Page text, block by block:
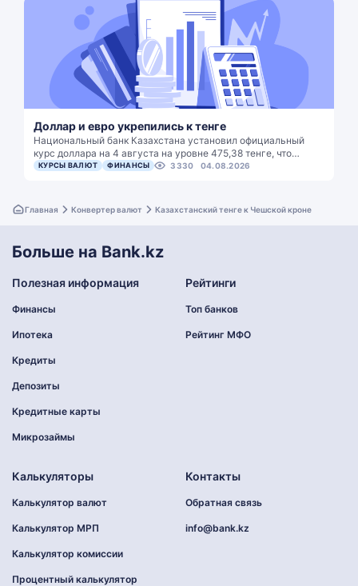
Доллар и евро укрепились к тенге
Национальный банк Казахстана установил официальный
курс доллара на 4 августа на уровне 475,38 тенге, что…
КУРСЫ ВАЛЮТ ФИНАНСЫ 3330 04.08.2026
Главная Конвертер валют Казахстанский тенге к Чешской кроне
Больше на Bank.kz
Полезная информация
Финансы
Ипотека
Кредиты
Депозиты
Кредитные карты
Микрозаймы
Рейтинги
Топ банков
Рейтинг МФО
Калькуляторы
Калькулятор валют
Калькулятор МРП
Калькулятор комиссии
Процентный калькулятор
Контакты
Обратная связь
info@bank.kz